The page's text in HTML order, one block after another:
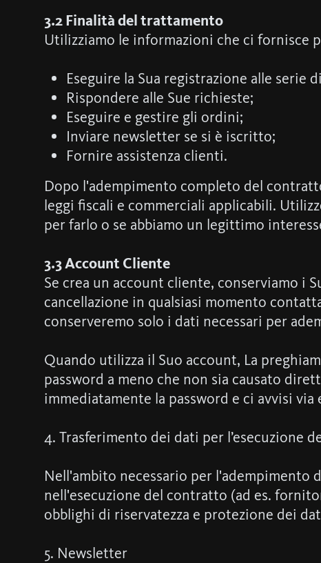
3.2 Finalità del trattamento
Utilizziamo le informazioni che ci fornisce
Eseguire la Sua registrazione alle serie
Rispondere alle Sue richieste;
Eseguire e gestire gli ordini;
Inviare newsletter se si è iscritto;
Fornire assistenza clienti.
Dopo l'adempimento completo del
leggi fiscali e commerciali applicabili.
per farlo o se abbiamo un legittimo
3.3 Account Cliente
Se crea un account cliente, conserviamo i
cancellazione in qualsiasi momento
conserveremo solo i dati necessari per
Quando utilizza il Suo account, La
password a meno che non sia causato
immediatamente la password e ci avvisi via
4. Trasferimento dei dati per l’esecuzione
Nell'ambito necessario per
nell'esecuzione del contratto (ad es.
obblighi di riservatezza e protezione dei
5. Newsletter